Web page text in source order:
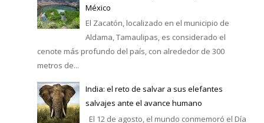
México
El Zacatón, localizado en el municipio de
Aldama, Tamaulipas, es considerado el
cenote más profundo del país, con alrededor de 300
metros de...
India: el reto de salvar a sus elefantes
salvajes ante el avance humano
El 12 de agosto, el mundo conmemoró el Día